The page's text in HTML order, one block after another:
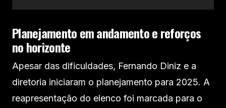
Planejamento em andamento e reforços
no horizonte
Apesar das dificuldades, Fernando Diniz e a
diretoria iniciaram o planejamento para 2025. A
reapresentação do elenco foi marcada para o